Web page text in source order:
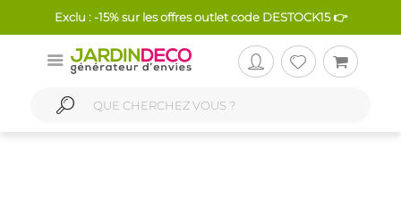
Exclu : -15% sur les offres outlet code DESTOCK15 👉